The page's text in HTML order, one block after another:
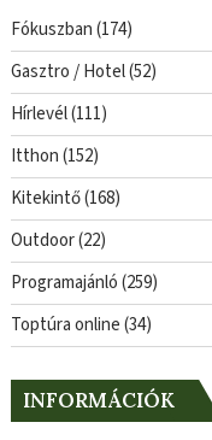
Fókuszban(174)
Gasztro / Hotel(52)
Hírlevél(111)
Itthon(152)
Kitekintő(168)
Outdoor(22)
Programajánló(259)
Toptúra online(34)
INFORMÁCIÓK